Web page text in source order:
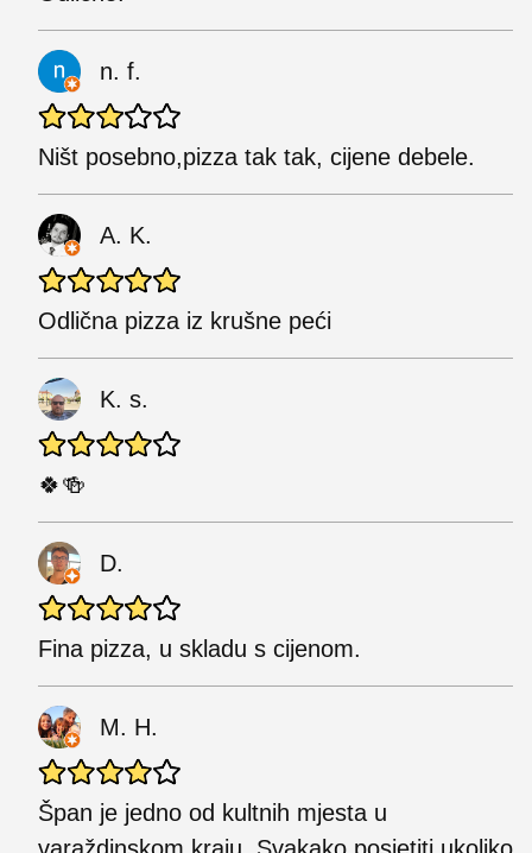
n. f.
Ništ posebno,pizza tak tak, cijene debele.
A. K.
Odlična pizza iz krušne peći
K. s.
🍀🍻
D.
Fina pizza, u skladu s cijenom.
M. H.
Špan je jedno od kultnih mjesta u